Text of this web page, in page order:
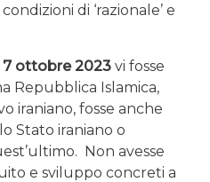
di ‘razionale’ e
7 ottobre 2023 vi fosse
Repubblica Islamica,
iraniano, fosse anche
Stato iraniano o
Non avesse
e sviluppo concreti a